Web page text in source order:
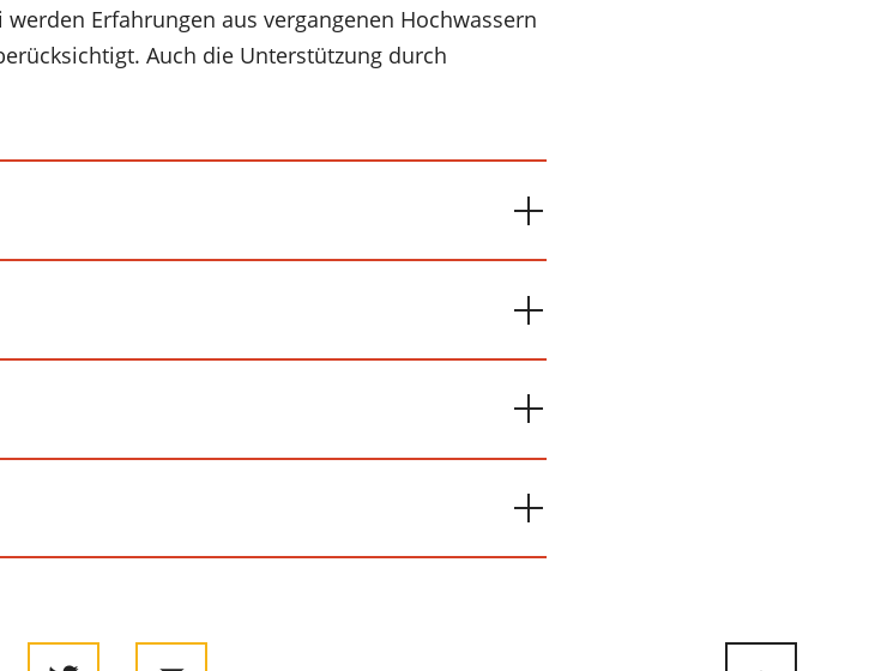
Erfahrungen aus vergangenen Hochwassern
Auch die Unterstützung durch